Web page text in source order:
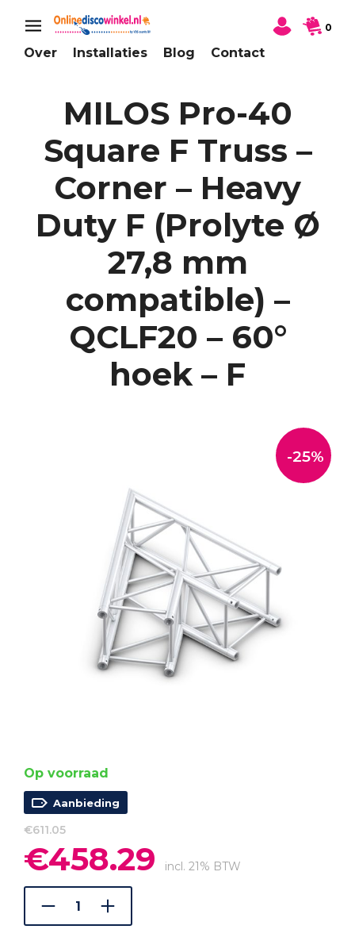
Over Installaties Blog Contact
0
MILOS Pro-40
Square F Truss –
Corner – Heavy
Duty F (Prolyte Ø
27,8 mm
compatible) –
QCLF20 – 60°
hoek – F
-25%
Op voorraad
Aanbieding
€611.05
Oorspronkelijke
prijs
was:
€611.05.
€458.29 prijs
incl. 21% BTW